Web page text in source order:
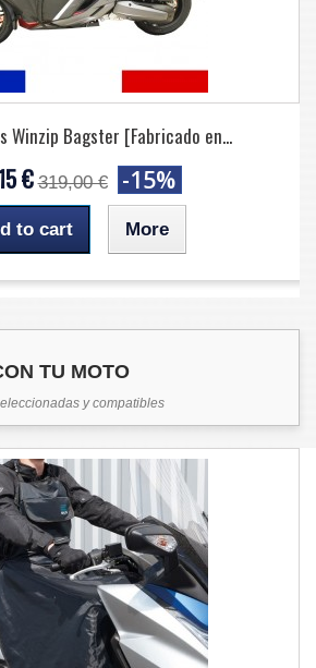
Winzip Bagster [Fabricado en...
€ 319,00 € -15%
to cart More
TU MOTO
y compatibles